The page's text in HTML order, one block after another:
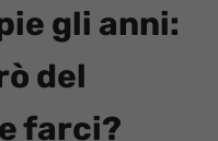
gli anni:
del
farci?